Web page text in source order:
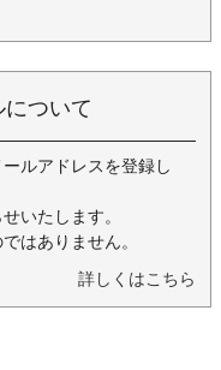
ついて
ルアドレスを登録し
いたします。
はありません。
詳しくはこちら